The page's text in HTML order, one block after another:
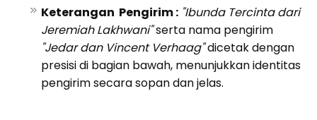
Keterangan Pengirim : "Ibunda Tercinta dari
Jeremiah Lakhwani"serta nama pengirim
"Jedar dan Vincent Verhaag"dicetak dengan
presisi di bagian bawah, menunjukkan identitas
pengirim secara sopan dan jelas.